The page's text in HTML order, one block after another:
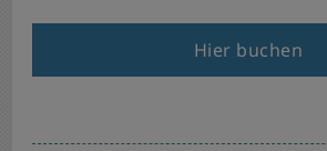
Hier buchen